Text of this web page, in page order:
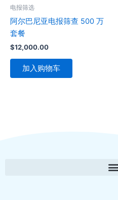
电报筛选
阿尔巴尼亚电报筛查 500 万
套餐
$12,000.00
加入购物车